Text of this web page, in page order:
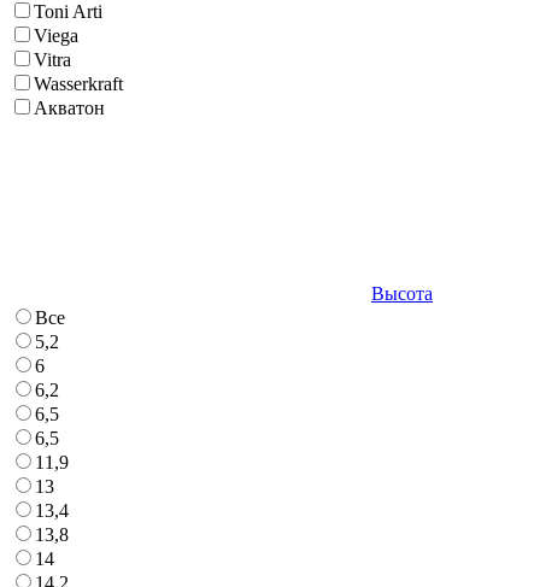
Toni Arti
Viega
Vitra
Wasserkraft
Акватон
Высота
Все
5,2
6
6,2
6,5
6,5
11,9
13
13,4
13,8
14